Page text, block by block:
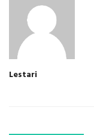
Lestari